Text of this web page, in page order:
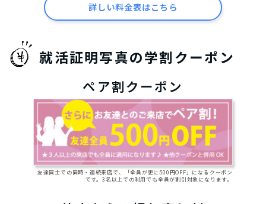
詳しい料金表はこちら
就活証明写真の学割クーポン
ペア割クーポン
友達同士での同時・連続来店で、「全員が更に500円OFF」になるクーポン
です。3名以上での利用でも全員が割引対象になります。